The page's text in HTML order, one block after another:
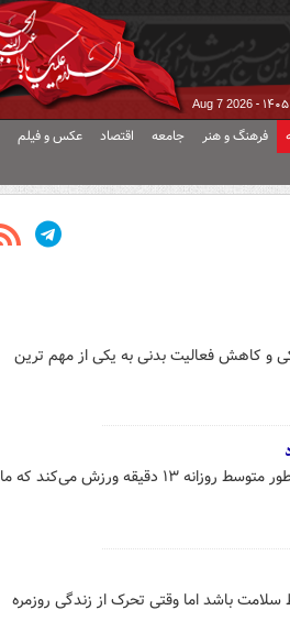
Aug 7 2026
فرهنگ و هنر جامعه اقتصاد عکس و فیلم
کاهش فعالیت بدنی به یکی از مهم ترین
وزیر ورزش با اشاره به پایین بودن سرانه ورزش در کشور گفت: هر ایرانی به طور متوسط روزانه ۱۳ دقیقه ورزش می‌کند که ما
باشد اما وقتی تحرک از زندگی روزمره